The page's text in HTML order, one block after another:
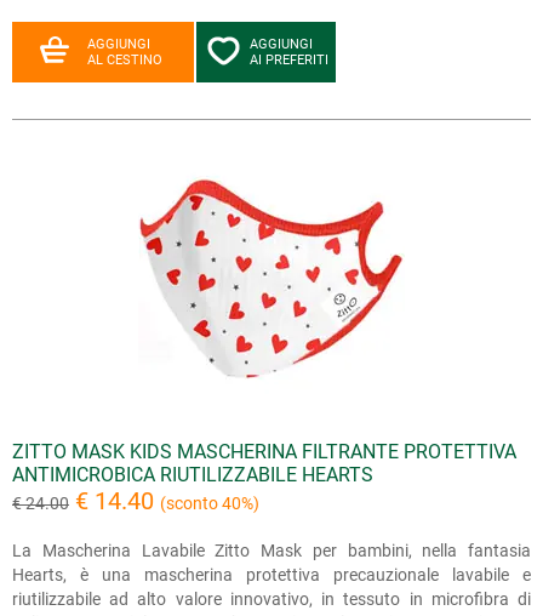
AGGIUNGI
AL CESTINO
AGGIUNGI
AI PREFERITI
ZITTO MASK KIDS MASCHERINA FILTRANTE PROTETTIVA
ANTIMICROBICA RIUTILIZZABILE HEARTS
€ 24.00 € 14.40 (sconto 40%)
La Mascherina Lavabile Zitto Mask per bambini, nella fantasia
Hearts, è una mascherina protettiva precauzionale lavabile e
riutilizzabile ad alto valore innovativo, in tessuto in microfibra di